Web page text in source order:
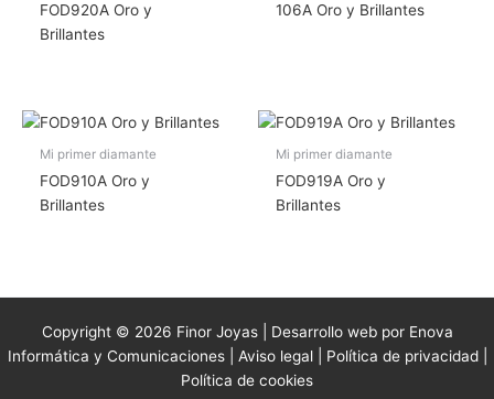
FOD920A Oro y
Brillantes
106A Oro y Brillantes
Mi primer diamante
FOD910A Oro y
Brillantes
Mi primer diamante
FOD919A Oro y
Brillantes
Copyright © 2026 Finor Joyas | Desarrollo web por Enova
Informática y Comunicaciones | Aviso legal| Política de privacidad|
Política de cookies